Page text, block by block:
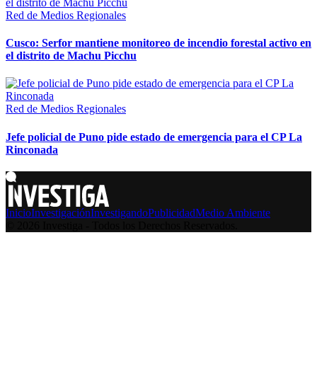
Red de Medios Regionales
Cusco: Serfor mantiene monitoreo de incendio forestal activo en
el distrito de Machu Picchu
Red de Medios Regionales
Jefe policial de Puno pide estado de emergencia para el CP La
Rinconada
InicioInvestigaciónInvestigandoPublicidadMedio Ambiente